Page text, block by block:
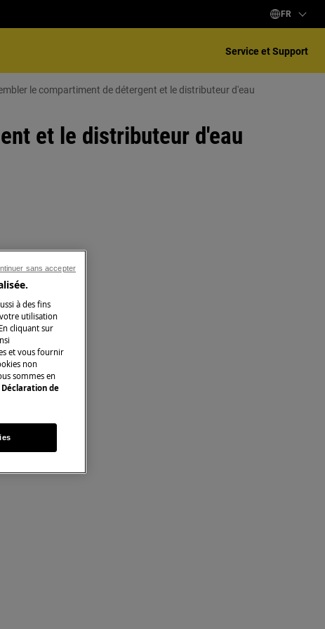
FR
Service et Support
le compartiment de détergent et le distributeur d'eau
et le distributeur d'eau
à des fins
utilisation
cliquant sur
et vous fournir
non
sommes en
Déclaration de
sans accepter